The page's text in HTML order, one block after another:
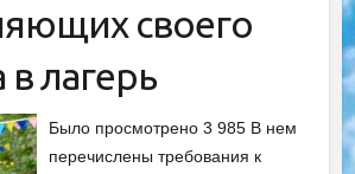
своего
лагерь
Было просмотрено 3 985 В нем
перечислены требования к